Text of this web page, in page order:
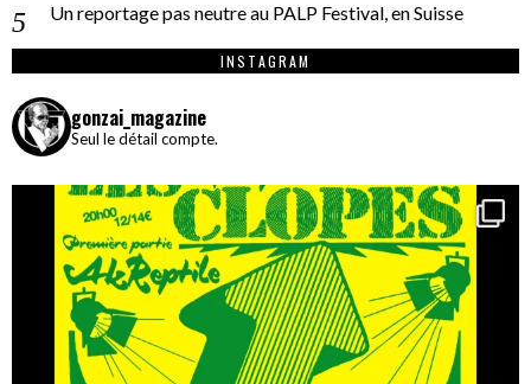
Un reportage pas neutre au PALP Festival, en Suisse
INSTAGRAM
gonzai_magazine
Seul le détail compte.